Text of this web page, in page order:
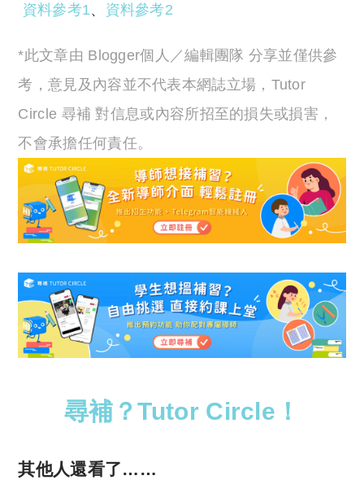
資料參考1、 資料參考2
*此文章由 Blogger個人／編輯團隊 分享並僅供參
考，意見及內容並不代表本網誌立場，Tutor
Circle 尋補 對信息或內容所招至的損失或損害，
不會承擔任何責任。
尋補？Tutor Circle！
其他人還看了……